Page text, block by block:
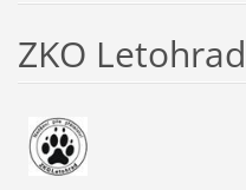
ZKO Letohrad